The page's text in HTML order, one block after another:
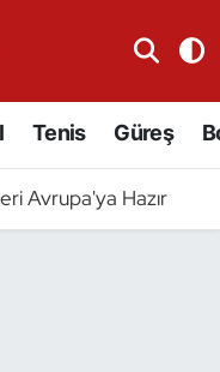
Tenis Güreş
Avrupa'ya Hazır